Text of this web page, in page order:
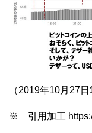
（2019年10月27日
※ 引用加工